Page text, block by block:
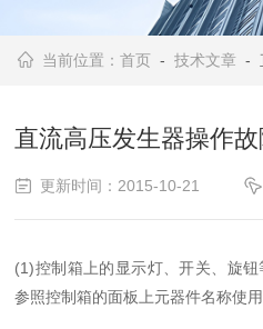
当前位置：首页 -技术文章 -
直流高压发生器操作
更新时间：2015-10-21
(1)控制箱上的显示灯、开关、旋
参照控制箱的面板上元器件名称使用